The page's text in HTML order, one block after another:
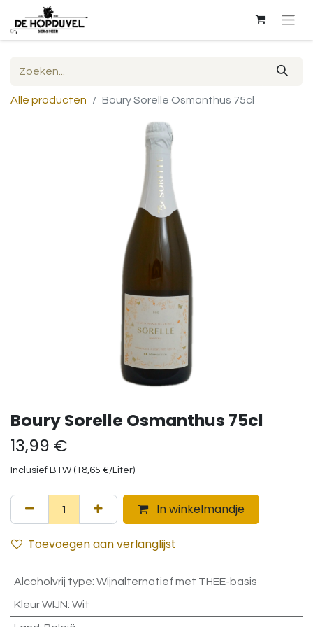
Alle producten Boury Sorelle Osmanthus 75cl
Boury Sorelle Osmanthus 75cl
13,99 €
Inclusief BTW ( 18,65 €/Liter)
In winkelmandje
Toevoegen aan verlanglijst
Alcoholvrij type: Wijnalternatief met THEE-basis
Kleur WIJN: Wit